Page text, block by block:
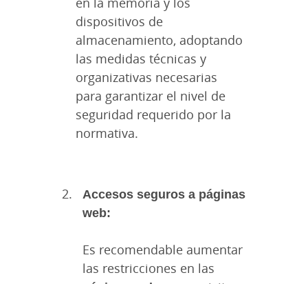
dispositivos de
almacenamiento, adoptando
las medidas técnicas y
organizativas necesarias
para garantizar el nivel de
seguridad requerido por la
normativa.
Accesos seguros a páginas
web:
Es recomendable aumentar
las restricciones en las